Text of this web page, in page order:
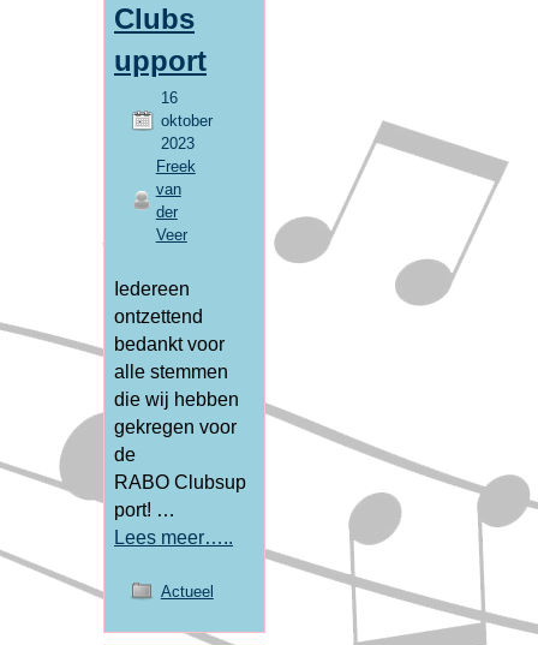
Clubs
upport
16
oktober
2023
Freek
van
der
Veer
Iedereen
ontzettend
bedankt voor
alle stemmen
die wij hebben
gekregen voor
de
RABO Clubsup
port! …
Lees meer…..
Actueel